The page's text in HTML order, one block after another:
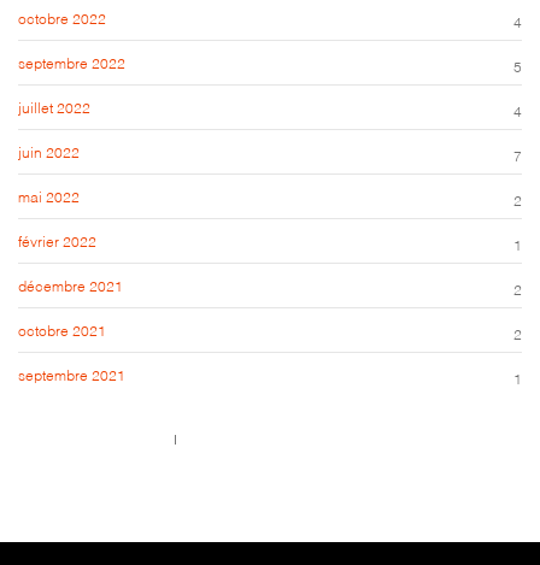
octobre 2022 4
septembre 2022 5
juillet 2022 4
juin 2022 7
mai 2022 2
février 2022 1
décembre 2021 2
octobre 2021 2
septembre 2021 1